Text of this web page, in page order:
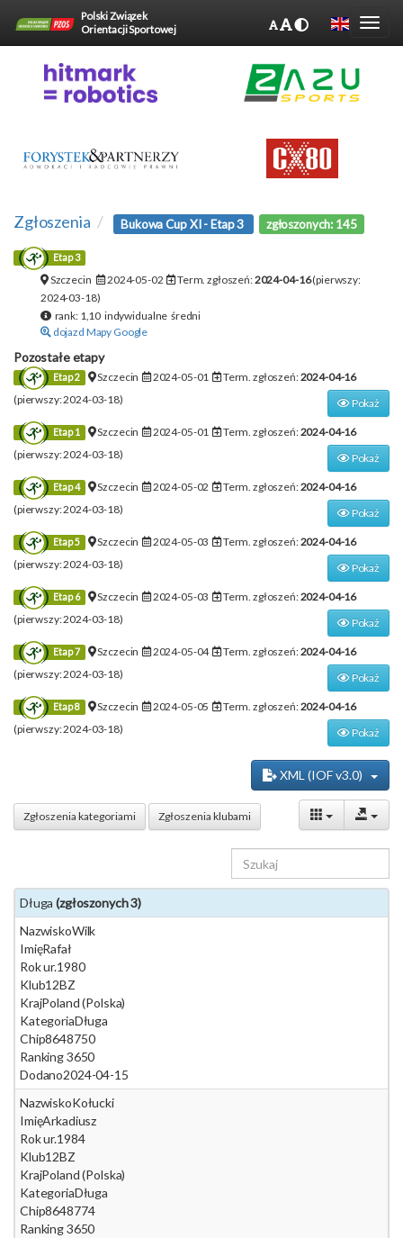
Polski Związek
Orientacji Sportowej
Zgłoszenia Bukowa Cup XI - Etap 3 zgłoszonych: 145
Etap 3
Szczecin 2024-05-02 Term. zgłoszeń:2024-04-16(pierwszy:
2024-03-18)
rank: 1,10 indywidualne średni
dojazd Mapy Google
Pozostałe etapy
Etap 2 Szczecin 2024-05-01 Term. zgłoszeń:2024-04-16
(pierwszy: 2024-03-18)
Pokaż
Etap 1 Szczecin 2024-05-01 Term. zgłoszeń:2024-04-16
(pierwszy: 2024-03-18)
Pokaż
Etap 4 Szczecin 2024-05-02 Term. zgłoszeń:2024-04-16
(pierwszy: 2024-03-18)
Pokaż
Etap 5 Szczecin 2024-05-03 Term. zgłoszeń:2024-04-16
(pierwszy: 2024-03-18)
Pokaż
Etap 6 Szczecin 2024-05-03 Term. zgłoszeń:2024-04-16
(pierwszy: 2024-03-18)
Pokaż
Etap 7 Szczecin 2024-05-04 Term. zgłoszeń:2024-04-16
(pierwszy: 2024-03-18)
Pokaż
Etap 8 Szczecin 2024-05-05 Term. zgłoszeń:2024-04-16
(pierwszy: 2024-03-18)
Pokaż
XML (IOF v3.0)
Zgłoszenia kategoriami Zgłoszenia klubami
Długa (zgłoszonych 3)
NazwiskoWilk
ImięRafał
Rok ur.1980
Klub12BZ
KrajPoland (Polska)
KategoriaDługa
Chip8648750
Ranking 3650
Dodano2024-04-15
NazwiskoKołucki
ImięArkadiusz
Rok ur.1984
Klub12BZ
KrajPoland (Polska)
KategoriaDługa
Chip8648774
Ranking 3650